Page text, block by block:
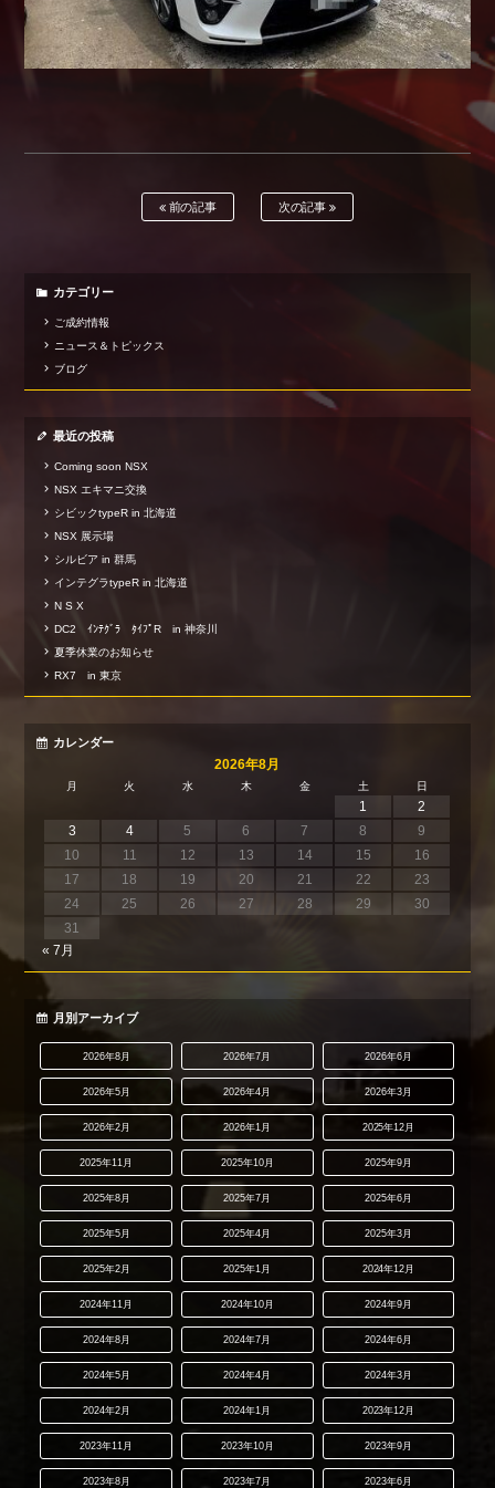
前の記事 次の記事
カテゴリー
ご成約情報
ニュース＆トピックス
ブログ
最近の投稿
Coming soon NSX
NSX エキマニ交換
シビックtypeR in 北海道
NSX 展示場
シルビア in 群馬
インテグラtypeR in 北海道
N S X
DC2 ｲﾝﾃｸﾞﾗ ﾀｲﾌﾟR in 神奈川
夏季休業のお知らせ
RX7 in 東京
カレンダー
2026年8月
月 火 水 木 金 土 日
1
2
3
4 5 6 7 8
9
10
11 12 13 14 15
16
17
18 19 20 21 22
23
24
25 26 27 28 29
30
31
« 7月
月別アーカイブ
2026年8月 2026年7月 2026年6月
2026年5月 2026年4月 2026年3月
2026年2月 2026年1月 2025年12月
2025年11月 2025年10月 2025年9月
2025年8月 2025年7月 2025年6月
2025年5月 2025年4月 2025年3月
2025年2月 2025年1月 2024年12月
2024年11月 2024年10月 2024年9月
2024年8月 2024年7月 2024年6月
2024年5月 2024年4月 2024年3月
2024年2月 2024年1月 2023年12月
2023年11月 2023年10月 2023年9月
2023年8月 2023年7月 2023年6月